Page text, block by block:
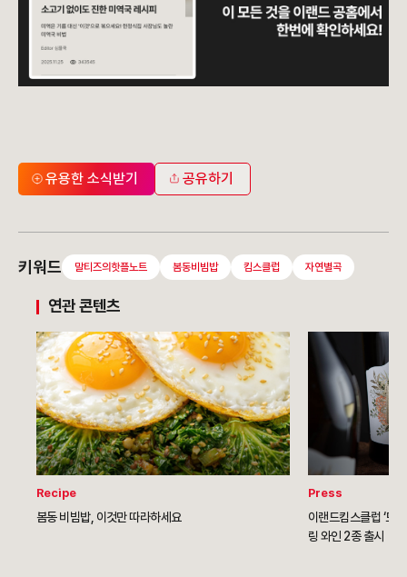
유용한 소식받기 공유하기
키워드 말티즈의핫플노트 봄동비빔밥 킴스클럽 자연별곡
연관 콘텐츠
Recipe
봄동 비빔밥, 이것만 따라하세요
Press
이랜드킴스클럽 ‘모
링 와인 2종 출시